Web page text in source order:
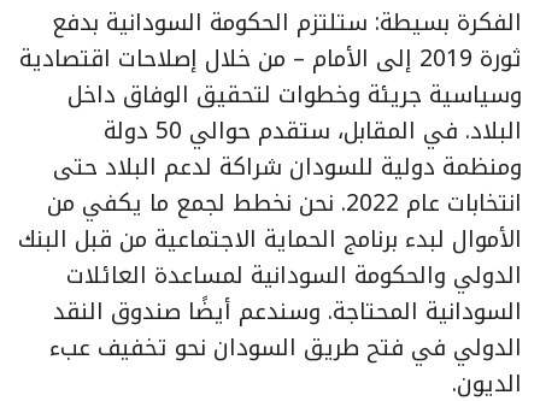
الفكرة بسيطة: ستلتزم الحكومة السودانية بدفع
ثورة 2019 إلى الأمام – من خلال إصلاحات اقتصادية
وسياسية جريئة وخطوات لتحقيق الوفاق داخل
البلاد. في المقابل، ستقدم حوالي 50 دولة
ومنظمة دولية للسودان شراكة لدعم البلاد حتى
انتخابات عام 2022. نحن نخطط لجمع ما يكفي من
الأموال لبدء برنامج الحماية الاجتماعية من قبل البنك
الدولي والحكومة السودانية لمساعدة العائلات
السودانية المحتاجة. وسندعم أيضًا صندوق النقد
الدولي في فتح طريق السودان نحو تخفيف عبء
الديون.